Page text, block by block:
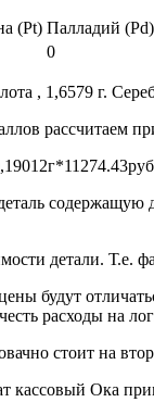
(Pt) Палладий (Pd)
0
, 1,6579 г.
рассчитаем
детали. Т.е.
будут
расходы на
стоит на
кассовый Ока